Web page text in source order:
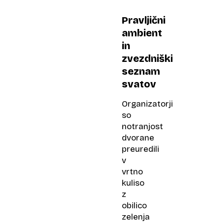
Pravljični
ambient
in
zvezdniški
seznam
svatov
Organizatorji
so
notranjost
dvorane
preuredili
v
vrtno
kuliso
z
obilico
zelenja